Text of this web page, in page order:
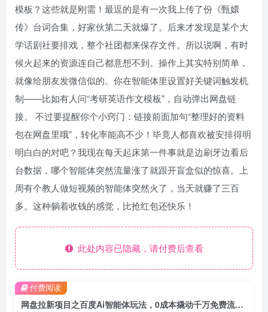
模板？这些就是刚需！最逗的是有一次我上传了份《甄嬛
传》台词合集，好家伙第二天就爆了。后来才发现是某个大
学话剧社要排戏，整个社团都来保存文件。所以说啊，有时
候火起来的资源连自己都意想不到。操作上其实特别简单，
就像给朋友发微信似的。你在智能体里设置好关键词触发机
制——比如有人问“考研英语作文模板”，自动弹出网盘链
接。 不过要提醒你个小窍门：链接前面加句“整理好的资料
包在网盘里哦”，转化率能高不少！毕竟人都喜欢被安排得明
明白白的对吧？我现在每天起床第一件事就是边刷牙边看后
台数据，哪个智能体突然流量涨了就跟开盲盒似的惊喜。上
周有个教人做短视频的智能体突然火了，当天就赚了三百
多。这种躺着收钱的感觉，比抢红包还快乐！
此处内容已隐藏，请付费后查看
网盘拉新项目之百度Ai智能体玩法，0成本撬动千万免费流量，被动收入，一天变现1k+
付费阅读